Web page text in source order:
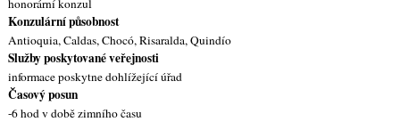
honorární konzul
Konzulární působnost
Antioquia, Caldas, Chocó, Risaralda, Quindío
Služby poskytované veřejnosti
informace poskytne dohlížející úřad
Časový posun
-6 hod v době zimního času